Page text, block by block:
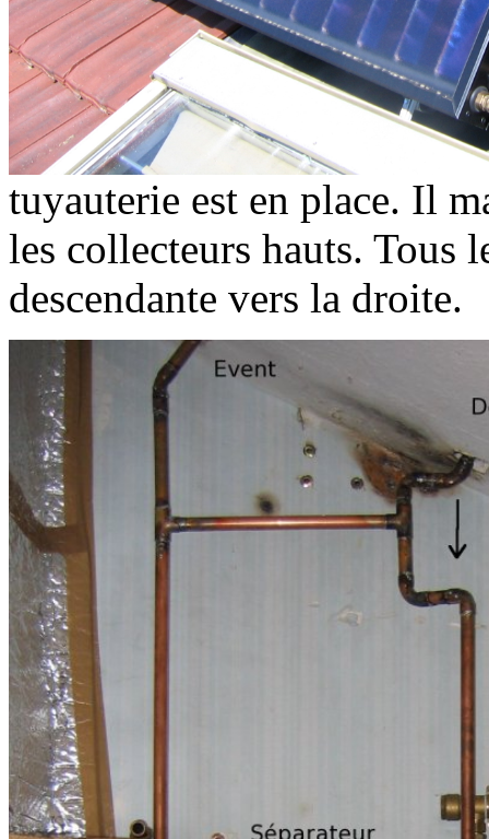
tuyauterie est en place. Il
les collecteurs hauts. Tous
descendante vers la droite.